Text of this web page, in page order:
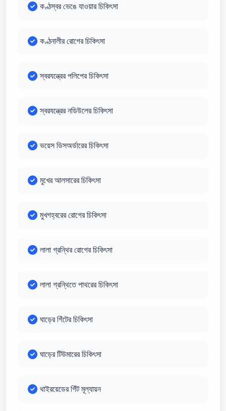
কণ্ঠস্বর ভেঙে যাওয়ার চিকিৎসা
কণ্ঠনালীর রোগের চিকিৎসা
স্বরযন্ত্রের পলিপের চিকিৎসা
স্বরযন্ত্রের নডিউলের চিকিৎসা
ভয়েস ডিসঅর্ডারের চিকিৎসা
মুখের আলসারের চিকিৎসা
মুখগহ্বরের রোগের চিকিৎসা
লালা গ্রন্থির রোগের চিকিৎসা
লালা গ্রন্থিতে পাথরের চিকিৎসা
ঘাড়ের গিঁটের চিকিৎসা
ঘাড়ের টিউমারের চিকিৎসা
থাইরয়েডের গিঁট মূল্যায়ন